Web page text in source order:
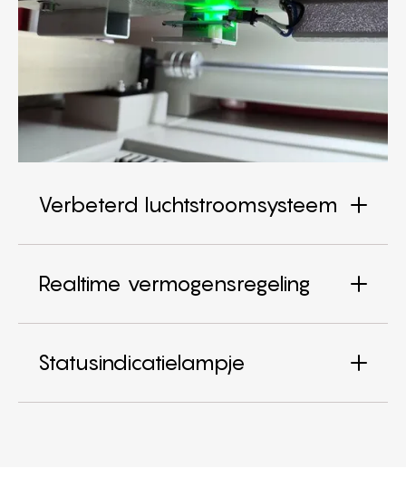
Verbeterd luchtstroomsysteem
Realtime vermogensregeling
Statusindicatielampje